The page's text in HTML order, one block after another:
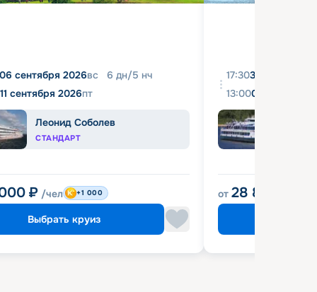
06 сентября 2026вс 6 дн/5 нч
11 сентября 2026пт
Леонид Соболев
СТАНДАРТ
₽ /чел +1 000
Выбрать круиз
17:3031 августа
13:0004 сентября
от 28 800